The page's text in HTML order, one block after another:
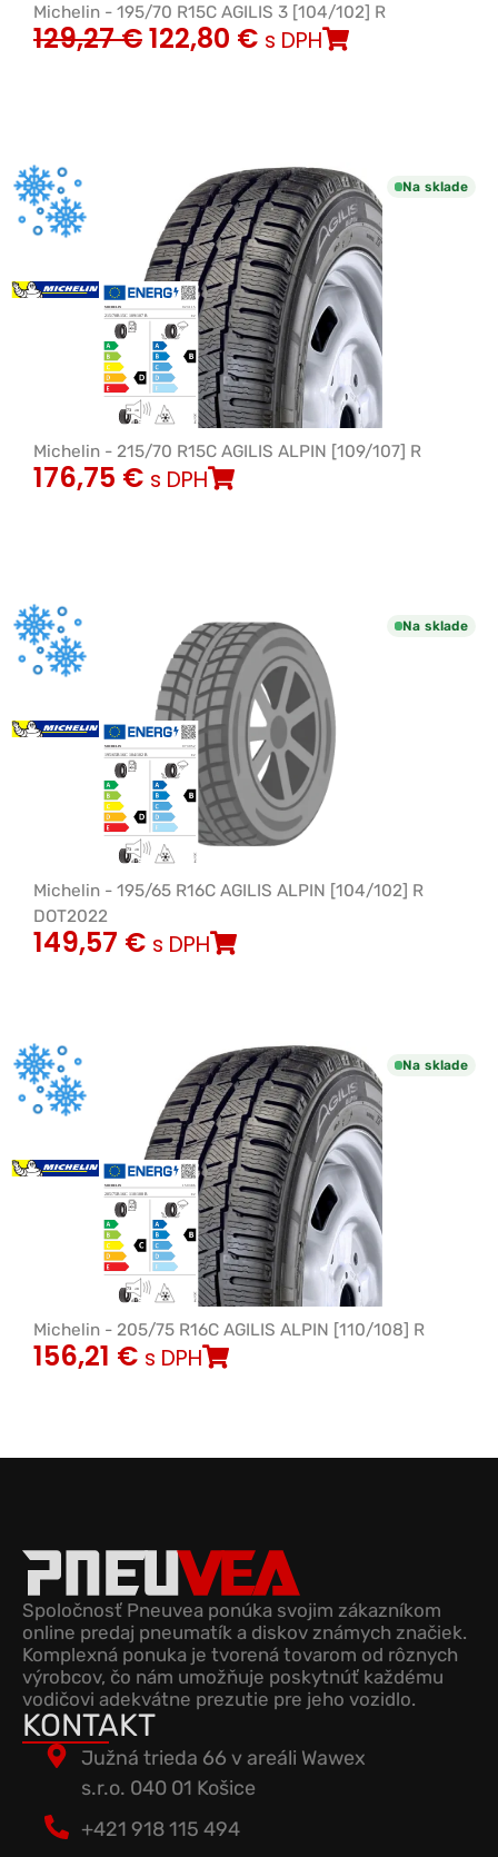
Michelin - 195/70 R15C AGILIS 3 [104/102] R
129,27€122,80 € s DPH
Na sklade
Michelin - 215/70 R15C AGILIS ALPIN [109/107] R
176,75 € s DPH
Na sklade
Michelin - 195/65 R16C AGILIS ALPIN [104/102] R
DOT2022
149,57 € s DPH
Na sklade
Michelin - 205/75 R16C AGILIS ALPIN [110/108] R
156,21 € s DPH
Spoločnosť Pneuvea ponúka svojim zákazníkom
online predaj pneumatík a diskov známych značiek.
Komplexná ponuka je tvorená tovarom od rôznych
výrobcov, čo nám umožňuje poskytnúť každému
vodičovi adekvátne prezutie pre jeho vozidlo.
KONTAKT
Južná trieda 66 v areáli Wawex
s.r.o. 040 01 Košice
+421 918 115 494